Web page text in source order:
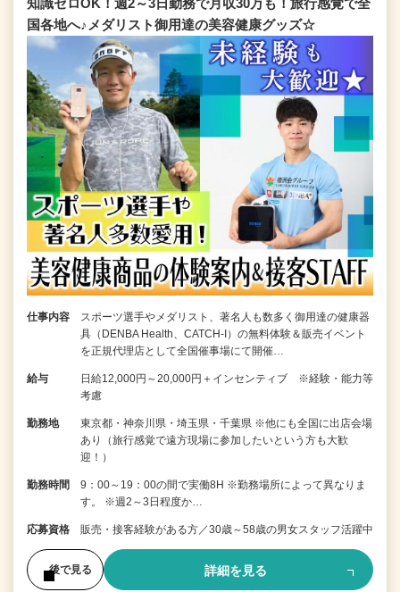
国各地へ♪メダリスト御用達の美容健康グッズ☆
仕事内容
スポーツ選手やメダリスト、著名人も数多く御用達の健康器
具（DENBA Health、CATCH-I）の無料体験＆販売イベント
を正規代理店として全国催事場にて開催…
給与
日給12,000円～20,000円＋インセンティブ ※経験・能力等
考慮
勤務地
東京都・神奈川県・埼玉県・千葉県 ※他にも全国に出店会場
あり（旅行感覚で遠方現場に参加したいという方も大歓
迎！）
勤務時間
9：00～19：00の間で実働8H ※勤務場所によって異なりま
す。 ※週2～3日程度か…
応募資格 販売・接客経験がある方／30歳～58歳の男女スタッフ活躍中
後で見る 詳細を見る